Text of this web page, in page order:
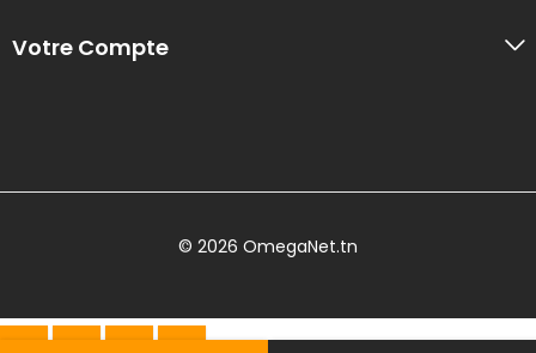
Votre Compte
© 2026 OmegaNet.tn